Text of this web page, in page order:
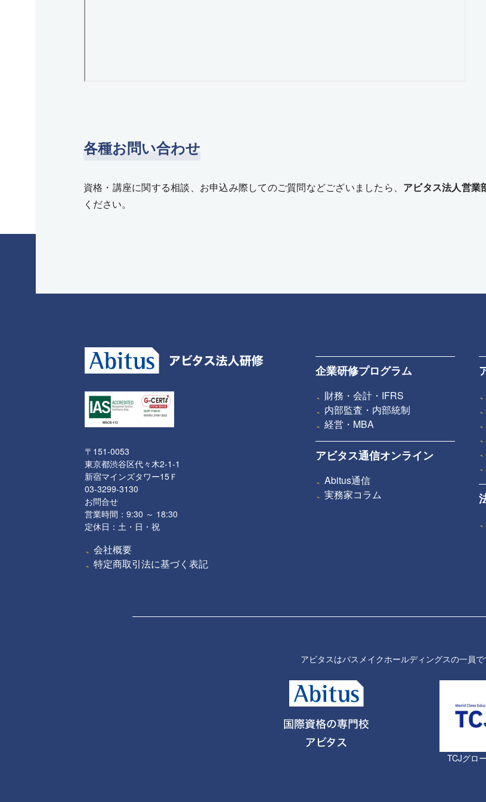
各種お問い合わせ
資格・講座に関する相談、お申込み際してのご質問などございましたら、 アビタス法人営
ください。
〒151-0053
東京都渋谷区代々木2-1-1
新宿マインズタワー15Ｆ
03-3299-3130
お問合せ
営業時間：9:30 ～ 18:30
定休日：土・日・祝
会社概要
特定商取引法に基づく表記
企業研修プログラム
財務・会計・IFRS
内部監査・内部統制
経営・MBA
アビタス通信オンライン
Abitus通信
実務家コラム
アビタスはパスメイクホールディングスの一員で
TCJグロ